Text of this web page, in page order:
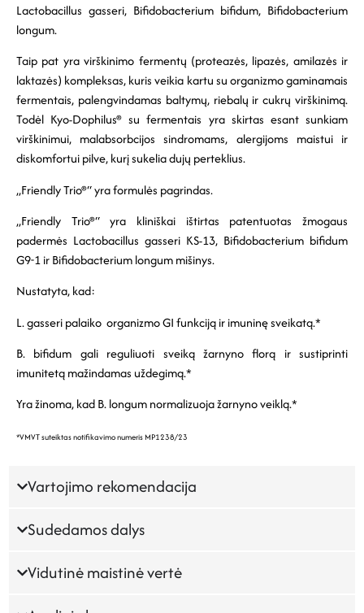
Lactobacillus gasseri, Bifidobacterium bifidum, Bifidobacterium
longum.
Taip pat yra virškinimo fermentų (proteazės, lipazės, amilazės ir
laktazės) kompleksas, kuris veikia kartu su organizmo gaminamais
fermentais, palengvindamas baltymų, riebalų ir cukrų virškinimą.
Todėl Kyo-Dophilus® su fermentais yra skirtas esant sunkiam
virškinimui, malabsorbcijos sindromams, alergijoms maistui ir
diskomfortui pilve, kurį sukelia dujų perteklius.
„Friendly Trio®“ yra formulės pagrindas.
„Friendly Trio®“ yra kliniškai ištirtas patentuotas žmogaus
padermės Lactobacillus gasseri KS-13, Bifidobacterium bifidum
G9-1 ir Bifidobacterium longum mišinys.
Nustatyta, kad:
L. gasseri palaiko organizmo GI funkciją ir imuninę sveikatą.*
B. bifidum gali reguliuoti sveiką žarnyno florą ir sustiprinti
imunitetą mažindamas uždegimą.*
Yra žinoma, kad B. longum normalizuoja žarnyno veiklą.*
*VMVT suteiktas notifikavimo numeris MP1238/23
Vartojimo rekomendacija
Sudedamos dalys
Vidutinė maistinė vertė